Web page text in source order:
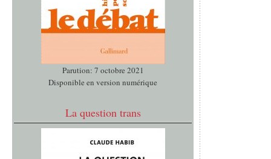
Parution: 7 octobre 2021
Disponible en version numérique
La question trans